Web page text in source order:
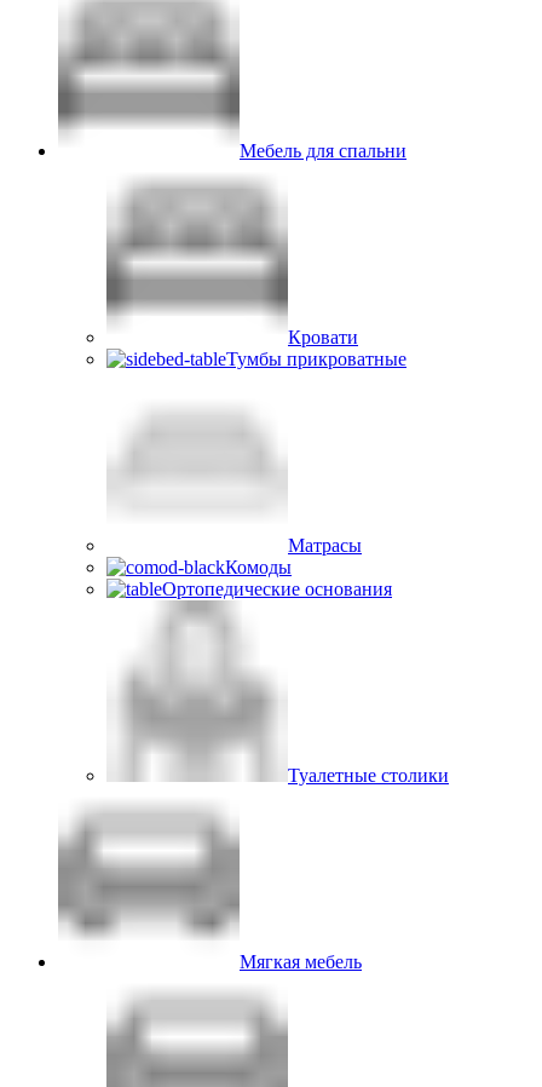
Мебель для спальни
Кровати
Тумбы прикроватные
Матрасы
Комоды
Ортопедические основания
Туалетные столики
Мягкая мебель